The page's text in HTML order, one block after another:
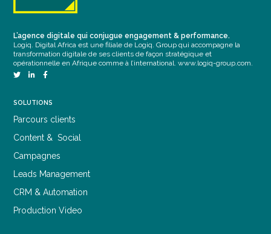
L’agence digitale qui conjugue engagement & performance.
Logiq. Digital Africa est une filiale de Logiq. Group qui accompagne la
transformation digitale de ses clients de façon stratégique et
opérationnelle en Afrique comme à l’international. www.logiq-group.com.
SOLUTIONS
Parcours clients
Content & Social
Campagnes
Leads Management
CRM & Automation
Production Video